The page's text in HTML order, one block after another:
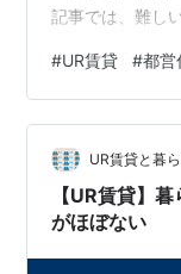
記事では、難し
っているの？」
た。 目次 UR賃
く解説 〜どちら
る〜 ■ 結論：UR
入制限あり” ■
「家賃に対して…
#UR賃貸 #都営
UR賃貸と暮
【UR賃貸】
がほぼない